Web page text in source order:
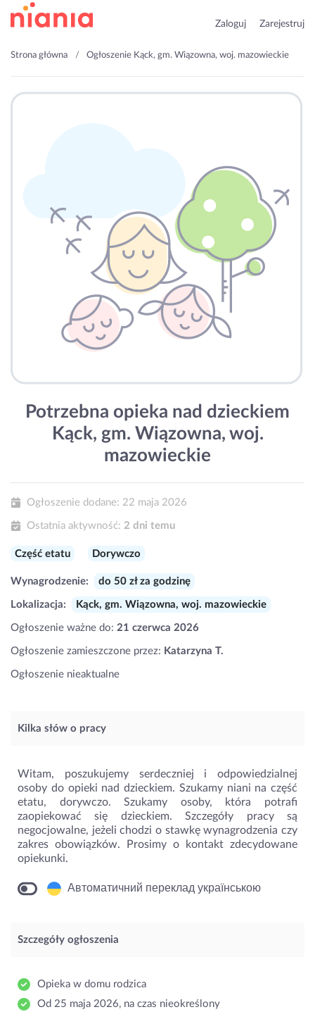
Zaloguj Zarejestruj
Strona główna Ogłoszenie Kąck, gm. Wiązowna, woj. mazowieckie
Potrzebna opieka nad dzieckiem
Kąck, gm. Wiązowna, woj.
mazowieckie
Ogłoszenie dodane: 22 maja 2026
Ostatnia aktywność: 2 dni temu
Część etatu Dorywczo
Wynagrodzenie: do 50 zł za godzinę
Lokalizacja: Kąck, gm. Wiązowna, woj. mazowieckie
Ogłoszenie ważne do: 21 czerwca 2026
Ogłoszenie zamieszczone przez: Katarzyna T.
Ogłoszenie nieaktualne
Kilka słów o pracy
Witam, poszukujemy serdeczniej i odpowiedzialnej
osoby do opieki nad dzieckiem. Szukamy niani na część
etatu, dorywczo. Szukamy osoby, która potrafi
zaopiekować się dzieckiem. Szczegóły pracy są
negocjowalne, jeżeli chodzi o stawkę wynagrodzenia czy
zakres obowiązków. Prosimy o kontakt zdecydowane
opiekunki.
Автоматичний переклад українською
Szczegóły ogłoszenia
Opieka w domu rodzica
Od 25 maja 2026, na czas nieokreślony